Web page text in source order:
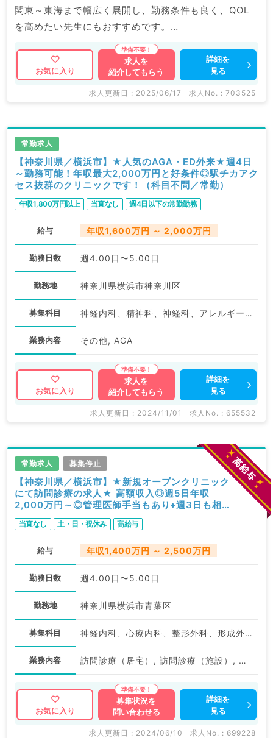
関東～東海まで幅広く展開し、勤務条件も良く、QOL
を高めたい先生にもおすすめです。
横浜にて新規OPENを4月に予定しており、役職採用な
ども検討可。
状況に合わせ、条件提示をいただけますので、ぜひご検
マイナビDOCTORでは病院やクリニックなどの医療機
関求人はもちろんのこと、
掲載情報以外にも産業医等の企業系求人も多数扱ってい
ます。
求人内容の詳細等はお気軽にお問合せ下さい。
お気に入り
求人を
紹介してもらう
詳細を
見る
求人更新日 : 2025/06/17 求人No. : 703525
常勤求人
【神奈川県／横浜市】★人気のAGA・ED外来★週4日
～勤務可能！年収最大2,000万円と好条件◎駅チカアク
セス抜群のクリニックです！（科目不問／常勤）
年収1,800万円以上 当直なし 週4日以下の常勤勤務
給与 年収1,600万円 ～ 2,000万円
勤務日数 週4.00日〜5.00日
勤務地 神奈川県横浜市神奈川区
募集科目 神経内科、精神科、神経科、アレルギー科、リウマチ科、小児科、整形外科、形成外科、美容外科、脳神経外科、呼吸器外科、心臓血管外科、小児外科、皮膚科、泌尿器科、産婦人科、産科、婦人科、眼科、耳鼻咽喉科、気管食道科、放射線科、リハビリテーション科、麻酔科、ペインクリニック、人工透析科、緩和ケア科、一般内科、循環器内科、呼吸器内科、消化器内科、内分泌・代謝内科、腎臓内科、血液内科、外科系全般、一般外科、消化器外科、乳腺外科、総合診療科、美容皮膚科、健診・人間ドック、救急科・ＩＣＵ、病理科、基礎医学系、膠原病科、スポーツ整形外科、大腸・肛門外科、産業医、脊髄・脊椎外科
業務内容 その他, AGA
お気に入り
求人を
紹介してもらう
詳細を
見る
求人更新日 : 2024/11/01 求人No. : 655532
常勤求人 募集停止
【神奈川県／横浜市】★新規オープンクリニック
にて訪問診療の求人★ 高額収入◎週5日年収
2,000万円～◎管理医師手当もあり♦週3日も相談
可★ 土日祝み！福利厚生充実♦（内科系,外科系／
常勤）
当直なし 土・日・祝休み 高給与
給与 年収1,400万円 ～ 2,500万円
勤務日数 週4.00日〜5.00日
勤務地 神奈川県横浜市青葉区
募集科目 神経内科、心療内科、整形外科、形成外科、美容外科、脳神経外科、呼吸器外科、心臓血管外科、小児外科、泌尿器科、一般内科、循環器内科、呼吸器内科、消化器内科、内分泌・代謝内科、腎臓内科、老年内科、外科系全般、一般外科、消化器外科、乳腺外科、膠原病科、スポーツ整形外科、大腸・肛門外科、脊髄・脊椎外科
業務内容 訪問診療（居宅）, 訪問診療（施設）, その他
お気に入り
募集状況を
問い合わせる
詳細を
見る
求人更新日 : 2024/06/10 求人No. : 699228